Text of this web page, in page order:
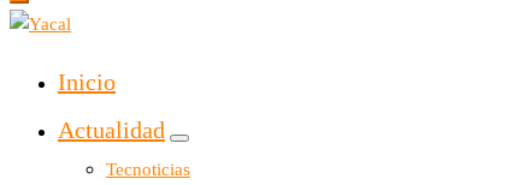
Yacal micro hosting
Inicio
Actualidad
Tecnoticias